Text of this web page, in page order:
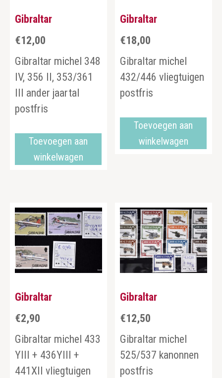
Gibraltar
€12,00
Gibraltar michel 348
IV, 356 II, 353/361
III ander jaartal
postfris
Toevoegen aan
winkelwagen
Gibraltar
€18,00
Gibraltar michel
432/446 vliegtuigen
postfris
Toevoegen aan
winkelwagen
Gibraltar
€2,90
Gibraltar michel 433
YIII + 436YIII +
441XII vliegtuigen
Gibraltar
€12,50
Gibraltar michel
525/537 kanonnen
postfris